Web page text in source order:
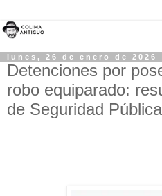
lunes, 26 de enero de 2026
Detenciones por
robo equiparado:
de Seguridad